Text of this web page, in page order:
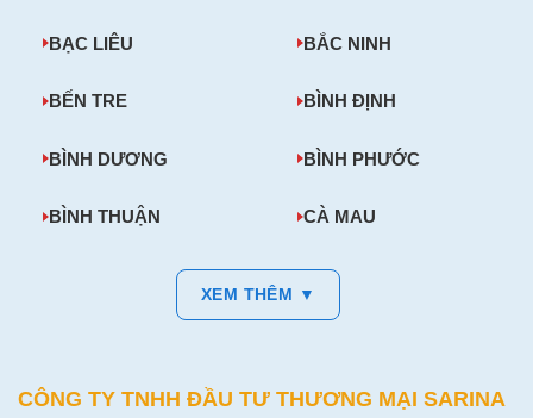
BẠC LIÊU BẮC NINH
BẾN TRE BÌNH ĐỊNH
BÌNH DƯƠNG BÌNH PHƯỚC
BÌNH THUẬN CÀ MAU
XEM THÊM ▼
CÔNG TY TNHH ĐẦU TƯ THƯƠNG MẠI SARINA